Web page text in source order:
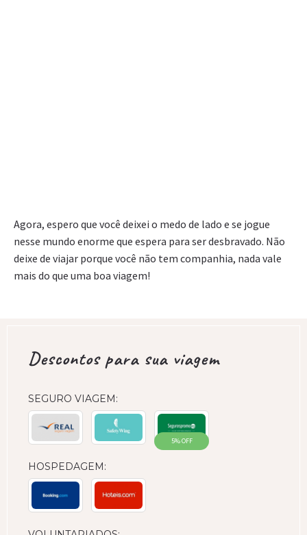
Agora, espero que você deixei o medo de lado e se jogue
nesse mundo enorme que espera para ser desbravado. Não
deixe de viajar porque você não tem companhia, nada vale
mais do que uma boa viagem!
Descontos para sua viagem
SEGURO VIAGEM:
5% OFF
HOSPEDAGEM: